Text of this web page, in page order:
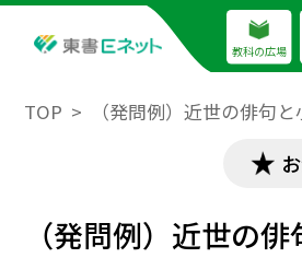
教科の広場
TOP （発問例）近世の俳句
（発問例）近世の